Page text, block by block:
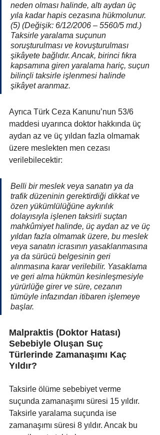
neden olması halinde, altı aydan üç
yıla kadar hapis cezasına hükmolunur.
(5) (Değişik: 6/12/2006 – 5560/5 md.)
Taksirle yaralama suçunun
soruşturulması ve kovuşturulması
şikâyete bağlıdır. Ancak, birinci fıkra
kapsamına giren yaralama hariç, suçun
bilinçli taksirle işlenmesi halinde
şikâyet aranmaz.
Ayrıca Türk Ceza Kanunu’nun 53/6
maddesi uyarınca doktor hakkında üç
aydan az ve üç yıldan fazla olmamak
üzere meslekten men cezası
verilebilecektir:
Belli bir meslek veya sanatın ya da
trafik düzeninin gerektirdiği dikkat ve
özen yükümlülüğüne aykırılık
dolayısıyla işlenen taksirli suçtan
mahkûmiyet halinde, üç aydan az ve üç
yıldan fazla olmamak üzere, bu meslek
veya sanatın icrasının yasaklanmasına
ya da sürücü belgesinin geri
alınmasına karar verilebilir. Yasaklama
ve geri alma hükmün kesinleşmesiyle
yürürlüğe girer ve süre, cezanın
tümüyle infazından itibaren işlemeye
başlar.
Malpraktis (Doktor Hatası)
Sebebiyle Oluşan Suç
Türlerinde Zamanaşımı Kaç
Yıldır?
Taksirle ölüme sebebiyet verme
suçunda zamanaşımı süresi 15 yıldır.
Taksirle yaralama suçunda ise
zamanaşımı süresi 8 yıldır. Ancak bu